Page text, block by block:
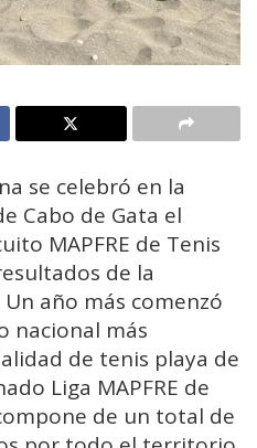
se celebró en la
Cabo de Gata el
MAPFRE de Tenis
de la
año más comenzó
nacional más
de tenis playa de
Liga MAPFRE de
de un total de